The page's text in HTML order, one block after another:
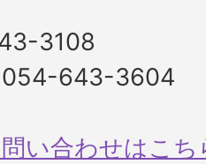
3108
054-643-3604
い合わせはこち